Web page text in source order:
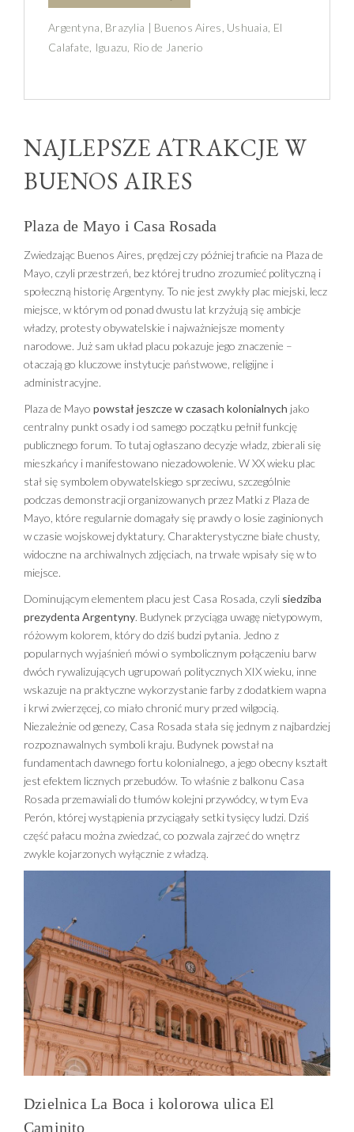
Argentyna, Brazylia | Buenos Aires, Ushuaia, El
Calafate, Iguazu, Rio de Janerio
NAJLEPSZE ATRAKCJE W
BUENOS AIRES
Plaza de Mayo i Casa Rosada
Zwiedzając Buenos Aires, prędzej czy później traficie na Plaza de
Mayo, czyli przestrzeń, bez której trudno zrozumieć polityczną i
społeczną historię Argentyny. To nie jest zwykły plac miejski, lecz
miejsce, w którym od ponad dwustu lat krzyżują się ambicje
władzy, protesty obywatelskie i najważniejsze momenty
narodowe. Już sam układ placu pokazuje jego znaczenie –
otaczają go kluczowe instytucje państwowe, religijne i
administracyjne.
Plaza de Mayo powstał jeszcze w czasach kolonialnych jako
centralny punkt osady i od samego początku pełnił funkcję
publicznego forum. To tutaj ogłaszano decyzje władz, zbierali się
mieszkańcy i manifestowano niezadowolenie. W XX wieku plac
stał się symbolem obywatelskiego sprzeciwu, szczególnie
podczas demonstracji organizowanych przez Matki z Plaza de
Mayo, które regularnie domagały się prawdy o losie zaginionych
w czasie wojskowej dyktatury. Charakterystyczne białe chusty,
widoczne na archiwalnych zdjęciach, na trwałe wpisały się w to
miejsce.
Dominującym elementem placu jest Casa Rosada, czyli siedziba
prezydenta Argentyny. Budynek przyciąga uwagę nietypowym,
różowym kolorem, który do dziś budzi pytania. Jedno z
popularnych wyjaśnień mówi o symbolicznym połączeniu barw
dwóch rywalizujących ugrupowań politycznych XIX wieku, inne
wskazuje na praktyczne wykorzystanie farby z dodatkiem wapna
i krwi zwierzęcej, co miało chronić mury przed wilgocią.
Niezależnie od genezy, Casa Rosada stała się jednym z najbardziej
rozpoznawalnych symboli kraju. Budynek powstał na
fundamentach dawnego fortu kolonialnego, a jego obecny kształt
jest efektem licznych przebudów. To właśnie z balkonu Casa
Rosada przemawiali do tłumów kolejni przywódcy, w tym Eva
Perón, której wystąpienia przyciągały setki tysięcy ludzi. Dziś
część pałacu można zwiedzać, co pozwala zajrzeć do wnętrz
zwykle kojarzonych wyłącznie z władzą.
Dzielnica La Boca i kolorowa ulica El
Caminito